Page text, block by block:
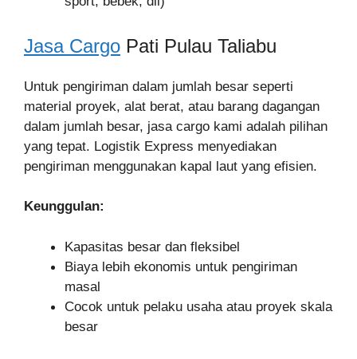
Jasa Cargo Pati Pulau Taliabu
Untuk pengiriman dalam jumlah besar seperti
material proyek, alat berat, atau barang dagangan
dalam jumlah besar, jasa cargo kami adalah pilihan
yang tepat. Logistik Express menyediakan
pengiriman menggunakan kapal laut yang efisien.
Keunggulan:
Kapasitas besar dan fleksibel
Biaya lebih ekonomis untuk pengiriman
masal
Cocok untuk pelaku usaha atau proyek skala
besar